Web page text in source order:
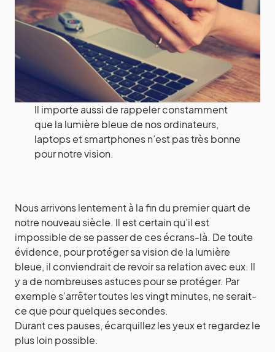
Il importe aussi de rappeler constamment
que la lumière bleue de nos ordinateurs,
laptops et smartphones n’est pas très bonne
pour notre vision.
Nous arrivons lentement à la fin du premier quart de
notre nouveau siècle. Il est certain qu’il est
impossible de se passer de ces écrans-là. De toute
évidence, pour protéger sa vision de la lumière
bleue, il conviendrait de revoir sa relation avec eux. Il
y a de nombreuses astuces pour se protéger. Par
exemple s’arrêter toutes les vingt minutes, ne serait-
ce que pour quelques secondes.
Durant ces pauses, écarquillez les yeux et regardez le
plus loin possible.